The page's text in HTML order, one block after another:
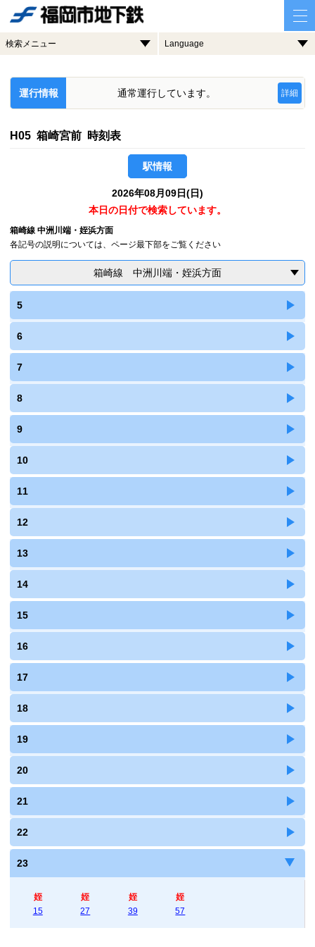
検索メニュー Language
運行情報 通常運行しています。 詳細
H05 箱崎宮前 時刻表
駅情報
2026年08月09日(日)
本日の日付で検索しています。
箱崎線 中洲川端・姪浜方面
各記号の説明については、ページ最下部をご覧ください
箱崎線 中洲川端・姪浜方面
5
6
7
8
9
10
11
12
13
14
15
16
17
18
19
20
21
22
23
姪
15
姪
27
姪
39
姪
57